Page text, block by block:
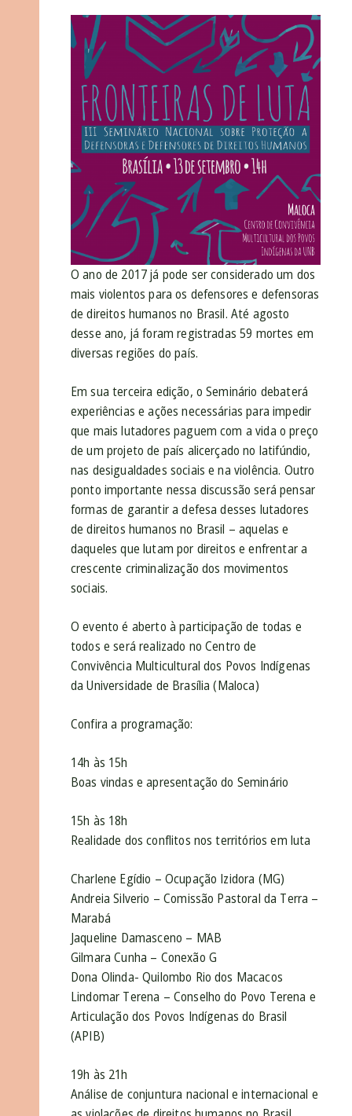
O ano de 2017 já pode ser considerado um dos
mais violentos para os defensores e defensoras
de direitos humanos no Brasil. Até agosto
desse ano, já foram registradas 59 mortes em
diversas regiões do país.
Em sua terceira edição, o Seminário debaterá
experiências e ações necessárias para impedir
que mais lutadores paguem com a vida o preço
de um projeto de país alicerçado no latifúndio,
nas desigualdades sociais e na violência. Outro
ponto importante nessa discussão será pensar
formas de garantir a defesa desses lutadores
de direitos humanos no Brasil – aquelas e
daqueles que lutam por direitos e enfrentar a
crescente criminalização dos movimentos
sociais.
O evento é aberto à participação de todas e
todos e será realizado no Centro de
Convivência Multicultural dos Povos Indígenas
da Universidade de Brasília (Maloca)
Confira a programação:
14h às 15h
Boas vindas e apresentação do Seminário
15h às 18h
Realidade dos conflitos nos territórios em luta
Charlene Egídio – Ocupação Izidora (MG)
Andreia Silverio – Comissão Pastoral da Terra –
Marabá
Jaqueline Damasceno – MAB
Gilmara Cunha – Conexão G
Dona Olinda- Quilombo Rio dos Macacos
Lindomar Terena – Conselho do Povo Terena e
Articulação dos Povos Indígenas do Brasil
(APIB)
19h às 21h
Análise de conjuntura nacional e internacional e